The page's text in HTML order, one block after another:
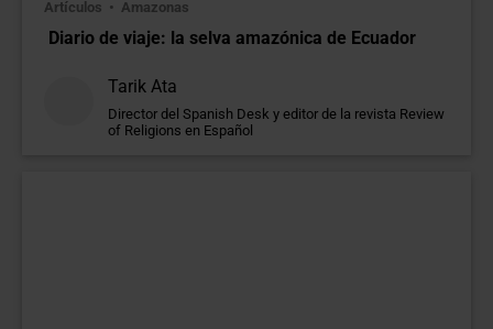
Artículos Amazonas
Diario de viaje: la selva amazónica de Ecuador
Tarik Ata
Director del Spanish Desk y editor de la revista Review
of Religions en Español